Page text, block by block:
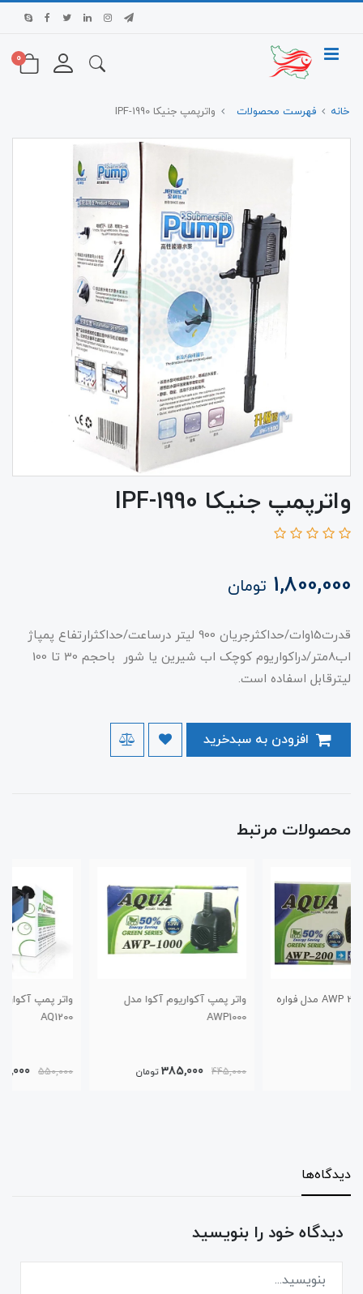
0
خانه فهرست محصولات واترپمپ جنیکا IPF-1990
واترپمپ جنیکا IPF-1990
1,800,000 تومان
قدرت15وات/حداکثرجریان 900 لیتر درساعت/حداکثرارتفاع پمپاژ
اب8متر/دراکواریوم کوچک اب شیرین یا شور باحجم 30 تا 100
لیترقابل اسفاده است.
محصولات مرتبط
واتر پمپ آکواریوم آکوا مدل
تومان
واتر پمپ آکواریوم آکوا مدل
550,000 تومان
دیدگاه‌ها
دیدگاه خود را بنویسید